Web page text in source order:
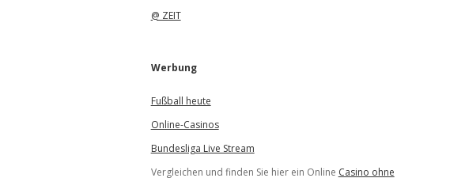
@ ZEIT
Werbung
Fußball heute
Online-Casinos
Bundesliga Live Stream
Vergleichen und finden Sie hier ein Online Casino ohne